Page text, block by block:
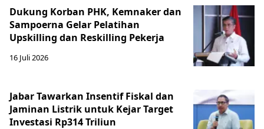
Dukung Korban PHK, Kemnaker dan
Sampoerna Gelar Pelatihan
Upskilling dan Reskilling Pekerja
16 Juli 2026
Jabar Tawarkan Insentif Fiskal dan
Jaminan Listrik untuk Kejar Target
Investasi Rp314 Triliun